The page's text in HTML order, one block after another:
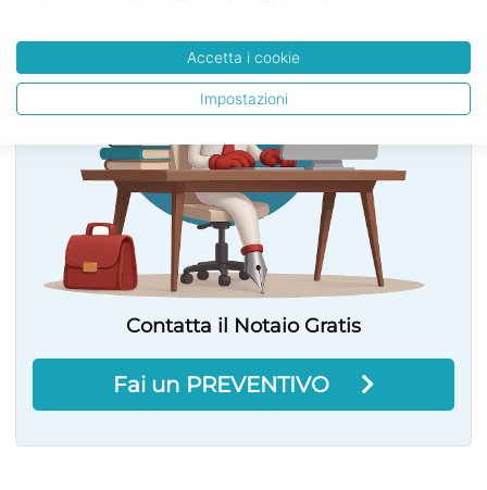
Contatta il Notaio Gratis
Fai un PREVENTIVO
Accetta i cookie
Impostazioni